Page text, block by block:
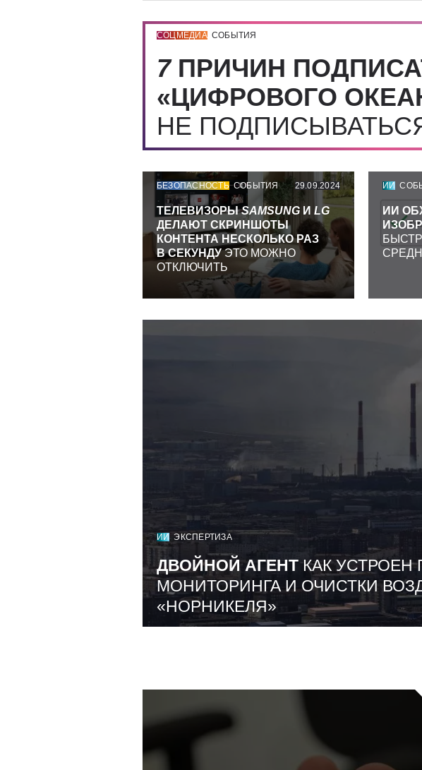
СОЦМЕДИА СОБЫТИЯ
7 ПРИЧИН
«ЦИФРОВОГО
НЕ
БЕЗОПАСНОСТЬ СОБЫТИЯ 29.09.2024
ТЕЛЕВИЗОРЫSAMSUNG И LG
ДЕЛАЮТ СКРИНШОТЫ
КОНТЕНТА НЕСКОЛЬКО РАЗ
В СЕКУНДУЭТО МОЖНО
ОТКЛЮЧИТЬ
ИИ
ИИ
ИИ ЭКСПЕРТИЗА
ДВОЙНОЙ АГЕНТКАК УСТРОЕН
МОНИТОРИНГА И ОЧИСТКИ
«НОРНИКЕЛЯ»